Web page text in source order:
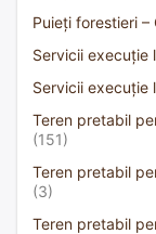
Puieți forestieri –
Servicii execuție
Servicii execuție
Teren pretabil
(151)
Teren pretabil
(3)
Teren pretabil